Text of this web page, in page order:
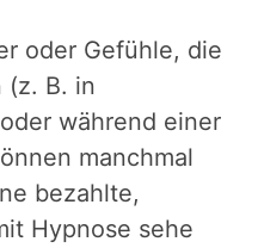
oder Gefühle, die
(z. B. in
während einer
manchmal
bezahlte,
Hypnose sehe